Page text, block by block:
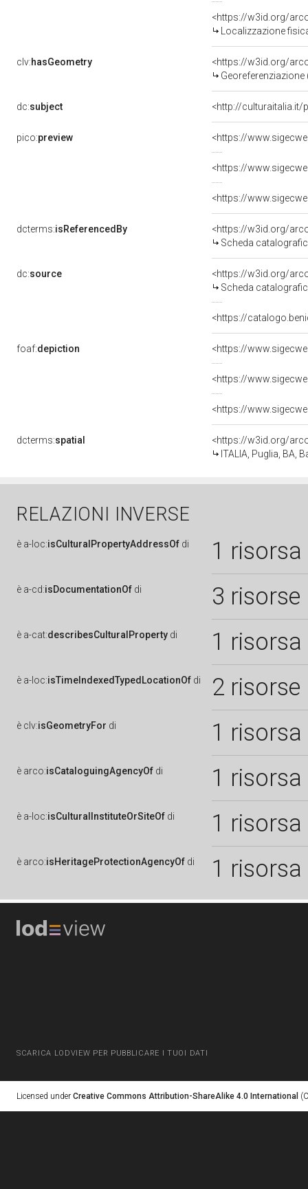
<https://w3id.org/
Localizzazione
clv:hasGeometry
<https://w3id.org/
dc:subject <http://
pico:preview
dcterms:isReferencedBy
<https://w3id.org/
Scheda
dc:source
<https://w3id.org/
Scheda
<https://
foaf:depiction
dcterms:spatial
<https://w3id.org/
ITALIA, Puglia, BA,
RELAZIONI INVERSE
è a-loc:isCulturalPropertyAddressOf di 1 risorsa
è a-cd:isDocumentationOf di 3 risorse
è a-cat:describesCulturalProperty di 1 risorsa
è a-loc:isTimeIndexedTypedLocationOf di 2 risorse
è clv:isGeometryFor di 1 risorsa
è arco:isCataloguingAgencyOf di 1 risorsa
è a-loc:isCulturalInstituteOrSiteOf di 1 risorsa
è arco:isHeritageProtectionAgencyOf di 1 risorsa
SCARICA LODVIEW PER PUBBLICARE I TUOI DATI
Licensed under Creative Commons Attribution-ShareAlike 4.0 International